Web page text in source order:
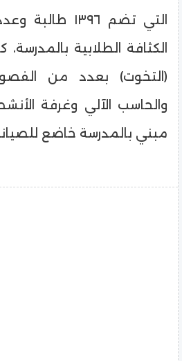
الكثافة الطلابية
(التخوت) بعدد من
والحاسب الآلي وغرفة
مبني بالمدرسة خاضع